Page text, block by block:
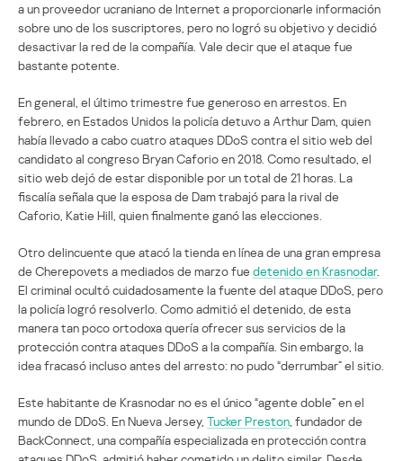
a un proveedor ucraniano de Internet a proporcionarle información
sobre uno de los suscriptores, pero no logró su objetivo y decidió
desactivar la red de la compañía. Vale decir que el ataque fue
bastante potente.
En general, el último trimestre fue generoso en arrestos. En
febrero, en Estados Unidos la policía detuvo a Arthur Dam, quien
había llevado a cabo cuatro ataques DDoS contra el sitio web del
candidato al congreso Bryan Caforio en 2018. Como resultado, el
sitio web dejó de estar disponible por un total de 21 horas. La
fiscalía señala que la esposa de Dam trabajó para la rival de
Caforio, Katie Hill, quien finalmente ganó las elecciones.
Otro delincuente que atacó la tienda en línea de una gran empresa
de Cherepovets a mediados de marzo fue detenido en Krasnodar.
El criminal ocultó cuidadosamente la fuente del ataque DDoS, pero
la policía logró resolverlo. Como admitió el detenido, de esta
manera tan poco ortodoxa quería ofrecer sus servicios de la
protección contra ataques DDoS a la compañía. Sin embargo, la
idea fracasó incluso antes del arresto: no pudo “derrumbar” el sitio.
Este habitante de Krasnodar no es el único “agente doble” en el
mundo de DDoS. En Nueva Jersey, Tucker Preston , fundador de
BackConnect, una compañía especializada en protección contra